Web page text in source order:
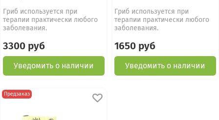
Гриб используется при
терапии практически любого
заболевания.
3300 руб
Уведомить о наличии
Гриб используется при
терапии практически любого
заболевания.
1650 руб
Уведомить о наличии
Предзаказ